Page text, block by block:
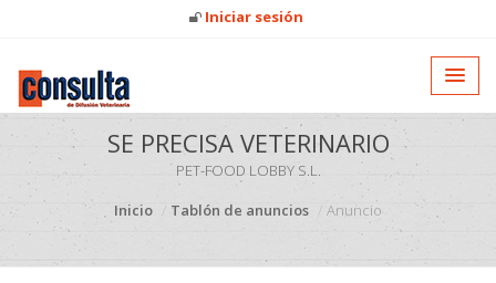
Iniciar sesión
SE PRECISA VETERINARIO
PET-FOOD LOBBY S.L.
Inicio
Tablón de anuncios Anuncio